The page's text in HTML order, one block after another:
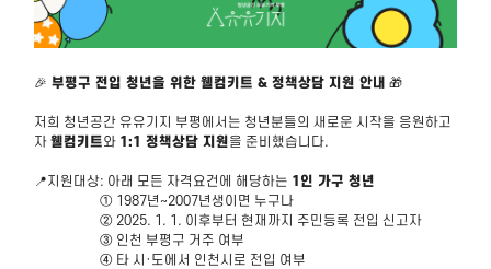
🎉 부평구 전입청년을 위한 웰컴키트 & 정책상담 지원 안내 🎁
저희 청년공간 유유기지 부평에서는 청년분들의 새로운 시작을 응원하고
자웰컴키트와 1:1 정책상담 지원을 준비했습니다.
📍지원대상: 아래 모든 자격요건에 해당하는 1인 가구 청년
① 1987년~2007년생이면 누구나
② 2025. 1. 1. 이후부터 현재까지 주민등록 전입 신고자
③ 인천 부평구 거주 여부
④ 타 시·도에서 인천시로 전입 여부